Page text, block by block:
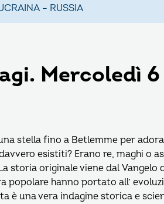
– RUSSIA
Mercoledì 6
stella fino a Betlemme per
esistiti? Erano re, maghi o
storia originale viene dal Vangelo
popolare hanno portato all’
è una vera indagine storica e